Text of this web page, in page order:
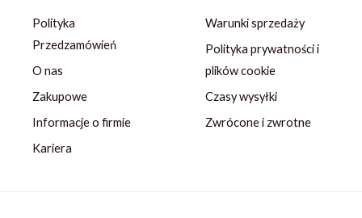
Polityka
Przedzamówień
O nas
Zakupowe
Informacje o firmie
Kariera
Warunki sprzedaży
Polityka prywatności i
plików cookie
Czasy wysyłki
Zwrócone i zwrotne